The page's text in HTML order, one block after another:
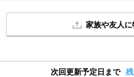
家族や友人
次回更新予定日まで